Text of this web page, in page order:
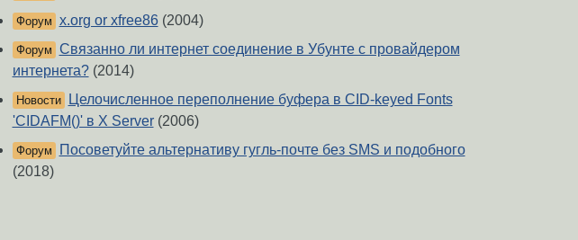
Форум x.org or xfree86(2004)
Форум Связанно ли интернет соединение в Убунте с провайдером
интернета?(2014)
Новости
Целочисленное переполнение буфера в CID-keyed Fonts
'CIDAFM()' в X Server(2006)
Форум
Посоветуйте альтернативу гугль-почте без SMS и подобного
(2018)